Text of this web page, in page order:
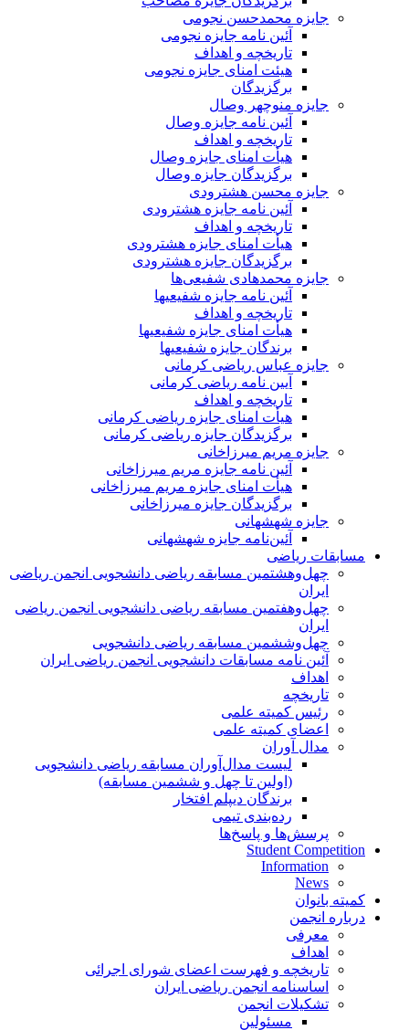
جایزه محمدحسن نجومی
آئین نامه جایزه نجومی
تاریخچه و اهداف
هیئت امنای جایزه نجومی
برگزیدگان
جایزه منوچهر وصال
آئین نامه جایزه وصال
تاریخچه و اهداف
هیأت امنای جایزه وصال
برگزیدگان جایزه وصال
جایزه محسن هشترودی
آئین نامه جایزه هشترودی
تاریخچه و اهداف
هیأت امنای جایزه هشترودی
برگزیدگان جایزه هشترودی
جایزه محمدهادی شفیعی‌ها
آئین نامه جایزه شفیعیها
تاریخچه و اهداف
هیأت امنای جایزه شفیعیها
برندگان جایزه شفیعیها
جایزه عباس ریاضی کرمانی
آیین نامه ریاضی کرمانی
تاریخچه و اهداف
هیأت امنای جایزه ریاضی کرمانی
برگزیدگان جایزه ریاضی کرمانی
جایزه مریم میرزاخانی
آئین نامه جایزه مریم میرزاخانی
هیأت امنای جایزه مریم میرزاخانی
برگزیدگان جایزه میرزاخانی
جایزه شهشهانی
آئین‌نامه جایزه شهشهانی
مسابقات ریاضی
چهل‌و‌هشتمین مسابقه ریاضی دانشجویی انجمن ریاضی
ایران
چهل‌و‌هفتمین مسابقه ریاضی دانشجویی انجمن ریاضی
ایران
چهل‌و‌ششمین مسابقه ریاضی دانشجویی
آئین نامه مسابقات دانشجویی انجمن ریاضی ایران
اهداف
تاریخچه
رئیس کمیته علمی
اعضای کمیته علمی
مدال آوران
لیست مدال‌آوران مسابقه ریاضی دانشجویی
(اولین تا چهل‌ و ششمین مسابقه)
برندگان دیپلم افتخار
رده‌بندی تیمی
پرسش‌ها و پاسخ‌ها
Student Competition
Information
News
کمیته بانوان
درباره انجمن
معرفی
اهداف
تاریخچه و فهرست اعضای شورای اجرائی
اساسنامه انجمن ریاضی ایران
تشکیلات انجمن
مسئولین